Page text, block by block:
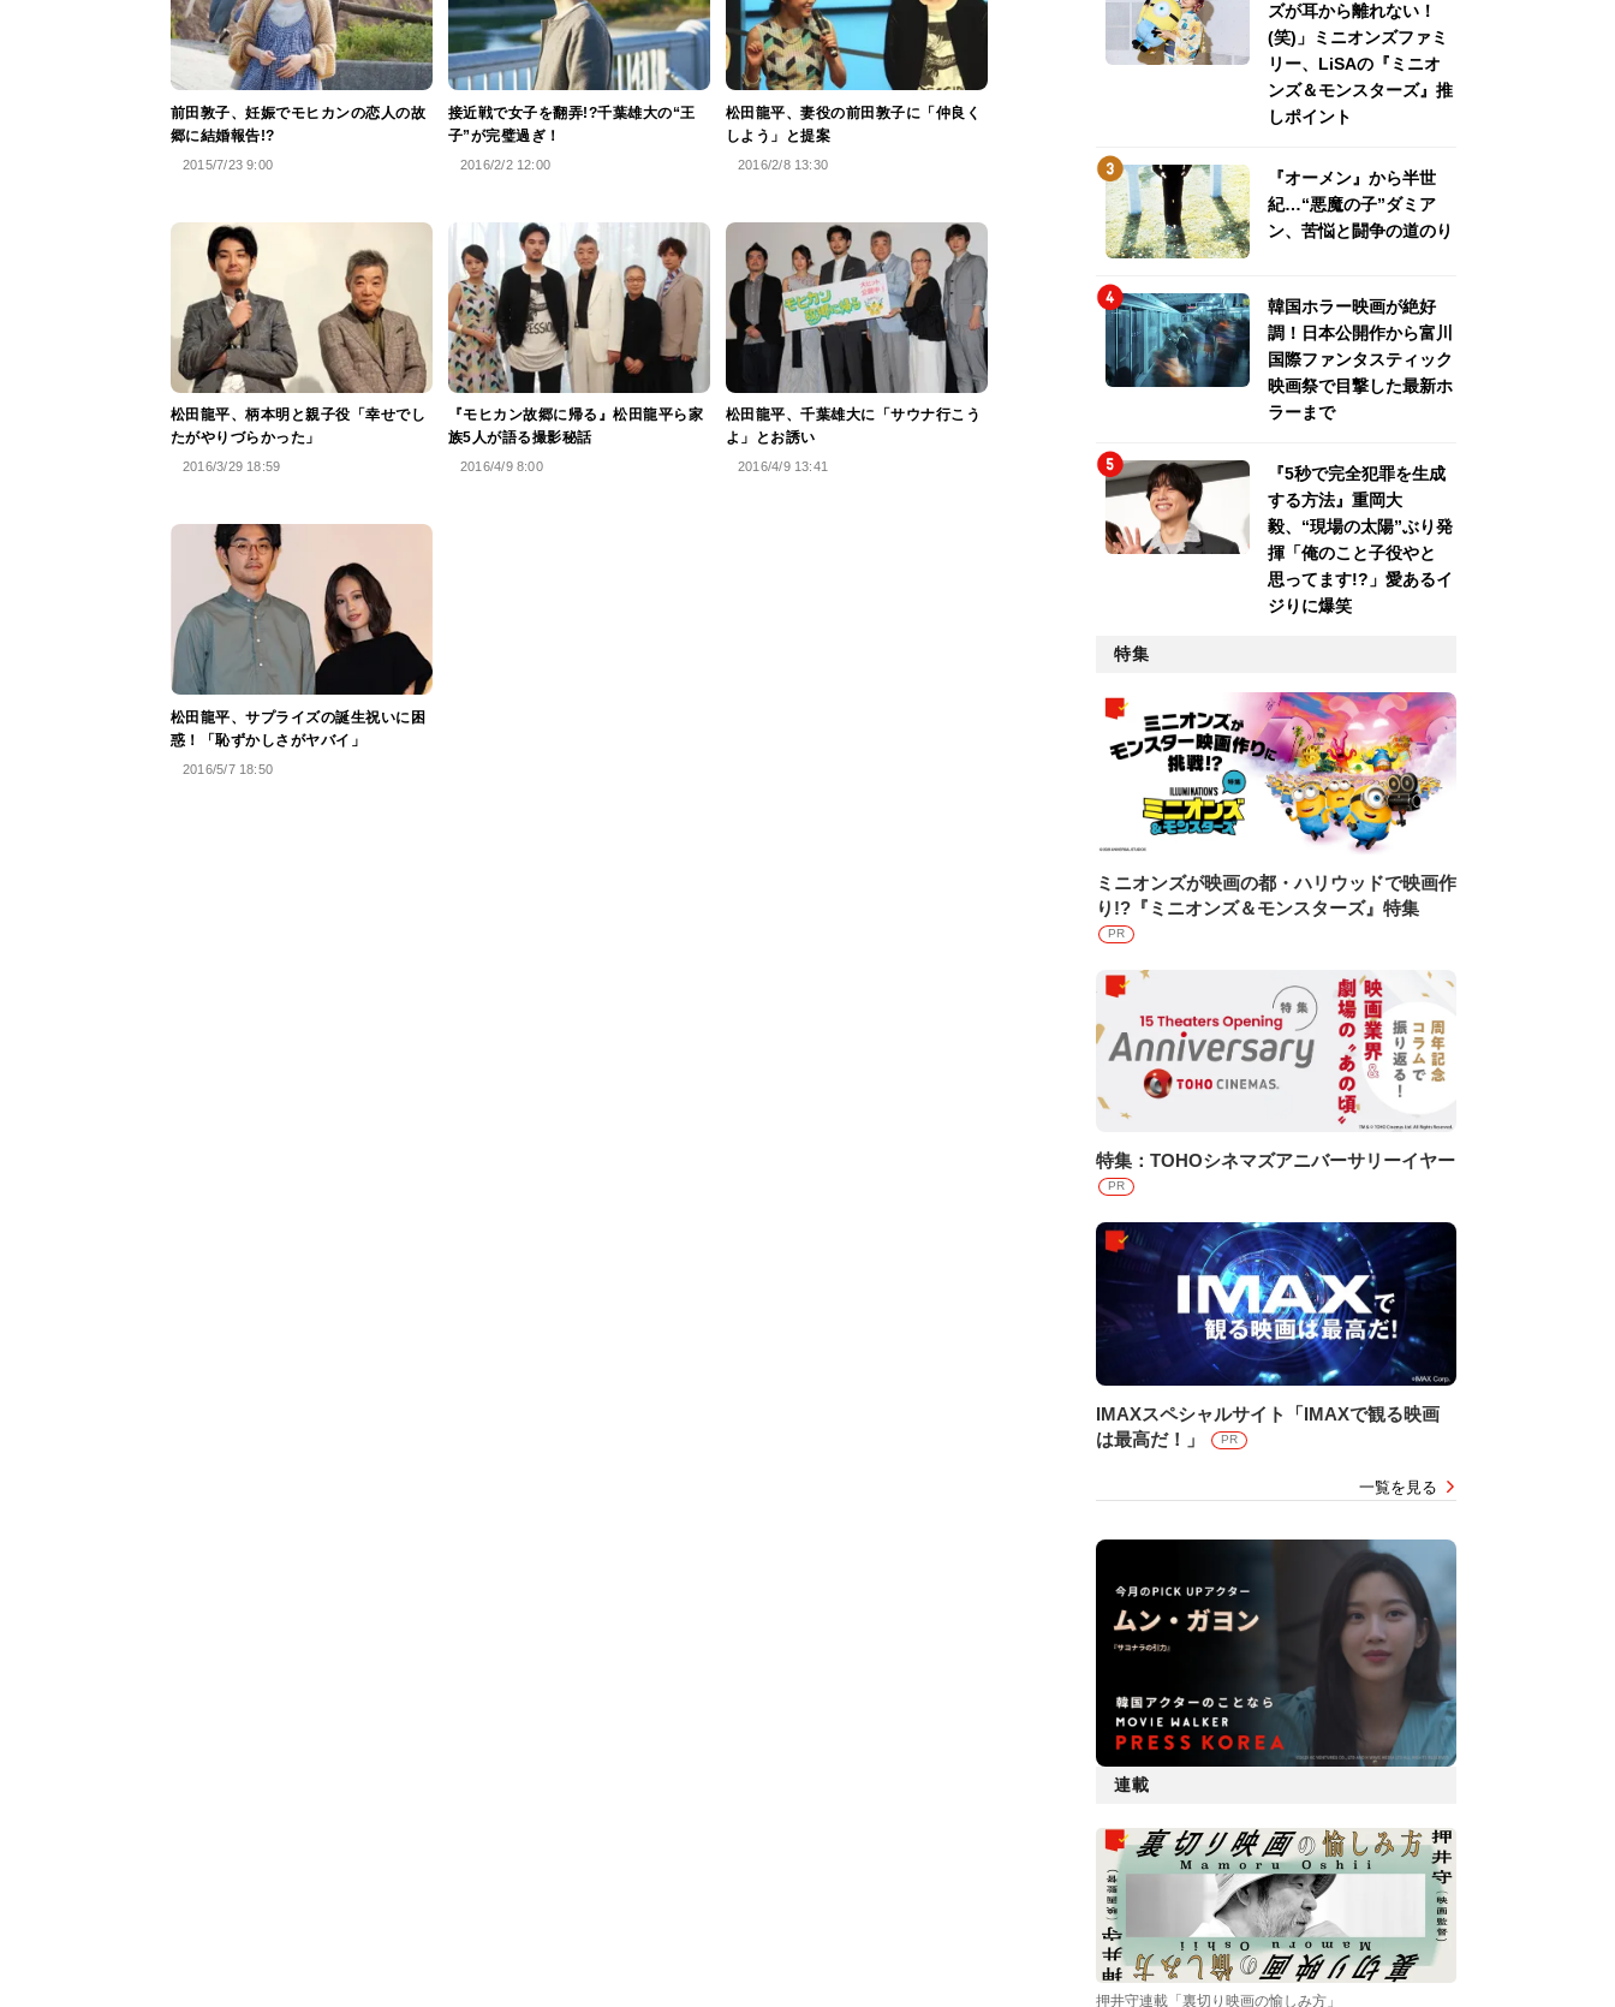
前田敦子、妊娠でモヒカンの恋人の故
郷に結婚報告!?
2015/7/23 9:00
接近戦で女子を翻弄!?千葉雄大の“王
子”が完璧過ぎ！
2016/2/2 12:00
松田龍平、妻役の前田敦子に「仲良く
しよう」と提案
2016/2/8 13:30
松田龍平、柄本明と親子役「幸せでし
たがやりづらかった」
2016/3/29 18:59
『モヒカン故郷に帰る』松田龍平ら家
族5人が語る撮影秘話
2016/4/9 8:00
松田龍平、千葉雄大に「サウナ行こう
よ」とお誘い
2016/4/9 13:41
松田龍平、サプライズの誕生祝いに困
惑！「恥ずかしさがヤバイ」
2016/5/7 18:50
ズが耳から離れない！
(笑)」ミニオンズファミ
リー、LiSAの『ミニオ
ンズ＆モンスターズ』推
しポイント
『オーメン』から半世
紀…“悪魔の子”ダミア
ン、苦悩と闘争の道のり
韓国ホラー映画が絶好
調！日本公開作から富川
国際ファンタスティック
映画祭で目撃した最新ホ
ラーまで
『5秒で完全犯罪を生成
する方法』重岡大
毅、“現場の太陽”ぶり発
揮「俺のこと子役やと
思ってます!?」愛あるイ
ジりに爆笑
特集
ミニオンズが映画の都・ハリウッドで映画作
り!?『ミニオンズ＆モンスターズ』特集
PR
特集：TOHOシネマズアニバーサリーイヤー
PR
IMAXスペシャルサイト「IMAXで観る映画
は最高だ！」
PR
一覧を見る
連載
押井守連載「裏切り映画の愉しみ方」